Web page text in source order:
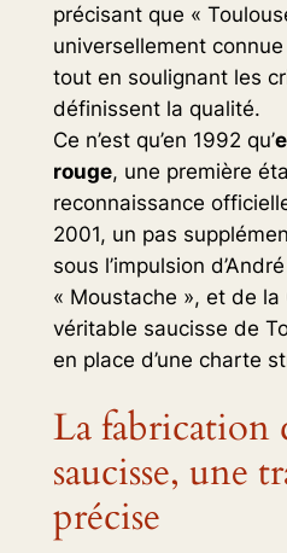
précisant que «
universellement
tout en soulignant les
définissent la qualité.
Ce n’est qu’en 1992 qu’
rouge, une première
reconnaissance
2001, un pas
sous l’impulsion
« Moustache », et de
véritable saucisse de
en place d’une charte
La fabrication
saucisse, une
précise